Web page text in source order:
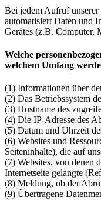
Bei jedem Aufruf unserer
automatisiert Daten und
Gerätes (z.B. Computer,
Welche
welchem Umfang
(1) Informationen über
(2) Das Betriebssystem
(3) Hostname des
(4) Die IP-Adresse des
(5) Datum und Uhrzeit
(6) Websites und
Seiteninhalte), die auf
(7) Websites, von denen
Internetseite gelangte
(8) Meldung, ob der
(9) Übertragene